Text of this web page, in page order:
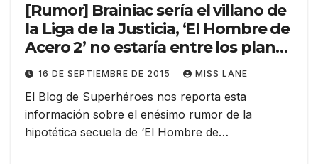
[Rumor] Brainiac sería el villano de
la Liga de la Justicia, ‘El Hombre de
Acero 2’ no estaría entre los planes
de DC y más sobre Doomsday
16 DE SEPTIEMBRE DE 2015 MISS LANE
El Blog de Superhéroes nos reporta esta
información sobre el enésimo rumor de la
hipotética secuela de ‘El Hombre de…